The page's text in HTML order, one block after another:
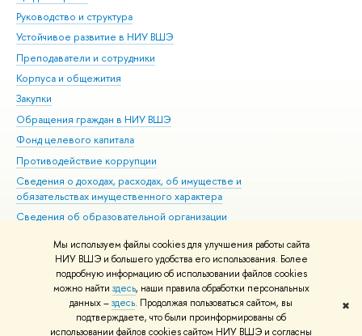
Мы используем файлы cookies для улучшения работы сайта
НИУ ВШЭ и большего удобства его использования. Более
подробную информацию об использовании файлов cookies
можно найти здесь, наши правила обработки персональных
данных –здесь. Продолжая пользоваться сайтом, вы
подтверждаете, что были проинформированы об
использовании файлов cookies сайтом НИУ ВШЭ и согласны
✖
Руководство и структура
Устойчивое развитие в НИУ ВШЭ
Преподаватели и сотрудники
Корпуса и общежития
Закупки
Обращения граждан в НИУ ВШЭ
Фонд целевого капитала
Противодействие коррупции
Сведения о доходах, расходах, об имуществе и
обязательствах имущественного характера
Сведения об образовательной организации
Людям с ограниченными возможностями здоровья
Единая платежная страница
Работа в Вышке
© НИУ ВШЭ 1993–2026 Адреса и контакты Условия использования